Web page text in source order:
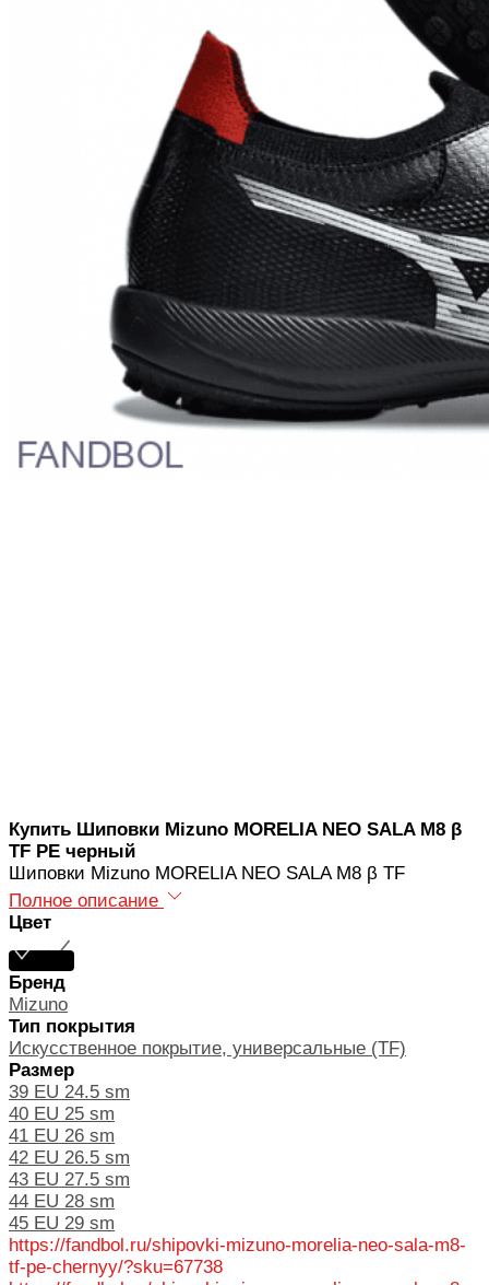
Купить Шиповки Mizuno MORELIA NEO SALA M8 β
TF PE черный
Шиповки Mizuno MORELIA NEO SALA M8 β TF
Полное описание
Цвет
Бренд
Mizuno
Тип покрытия
Искусственное покрытие, универсальные (TF)
Размер
39 EU 24.5 sm
40 EU 25 sm
41 EU 26 sm
42 EU 26.5 sm
43 EU 27.5 sm
44 EU 28 sm
45 EU 29 sm
https://fandbol.ru/shipovki-mizuno-morelia-neo-sala-m8-
tf-pe-chernyy/?sku=67738